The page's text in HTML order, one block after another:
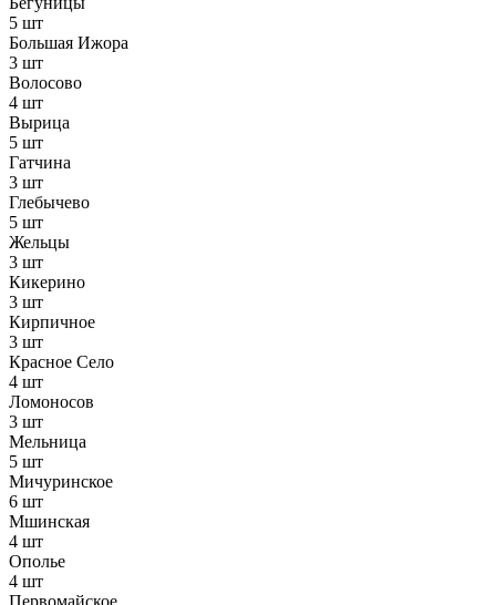
5 шт
Большая Ижора
3 шт
Волосово
4 шт
Вырица
5 шт
Гатчина
3 шт
Глебычево
5 шт
Жельцы
3 шт
Кикерино
3 шт
Кирпичное
3 шт
Красное Село
4 шт
Ломоносов
3 шт
Мельница
5 шт
Мичуринское
6 шт
Мшинская
4 шт
Ополье
4 шт